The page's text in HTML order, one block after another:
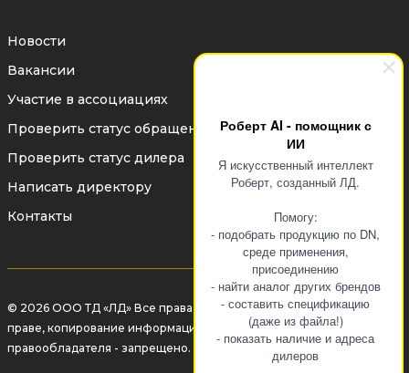
Роберт AI - помощник с
ИИ
Я искусственный интеллект
Роберт, созданный ЛД.
Помогу:
- подобрать продукцию по DN,
среде применения,
присоединению
- найти аналог других брендов
- составить спецификацию
(даже из файла!)
- показать наличие и адреса
дилеров
Новости
Вакансии
Участие в ассоциациях
Проверить статус обращения
Проверить статус дилера
Написать директору
Контакты
© 2026 ООО ТД «ЛД» Все права защищены законом об авторском
праве, копирование информации без разрешения
правообладателя - запрещено.